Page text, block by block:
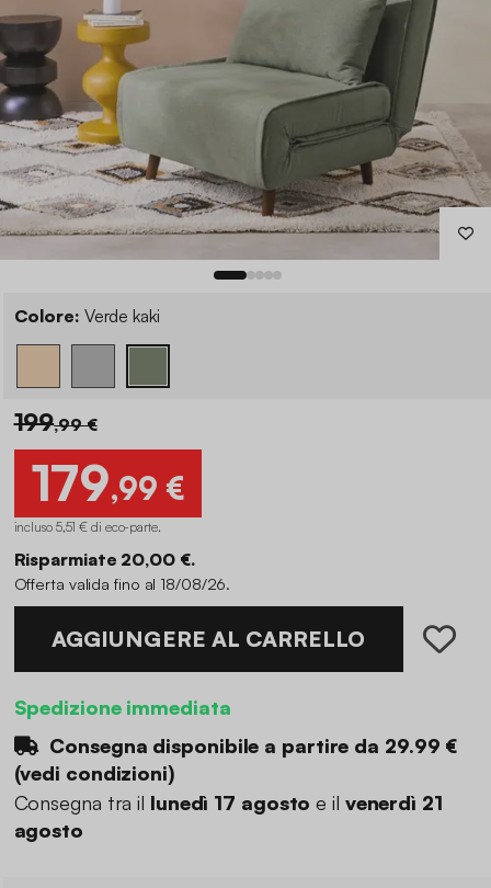
Colore: Verde kaki
199,99 €
179,99 €
incluso 5,51 € di eco-parte.
Risparmiate 20,00 €.
Offerta valida fino al 18/08/26.
AGGIUNGERE AL CARRELLO
Spedizione immediata
Consegna disponibile a partire da 29.99 €
(vedi condizioni)
Consegna tra il lunedì 17 agosto e il venerdì 21
agosto